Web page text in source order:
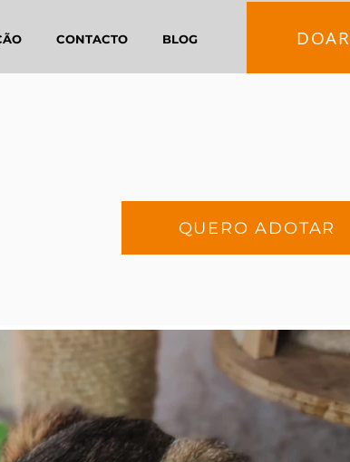
CONTACTO BLOG DOAR
QUERO ADOTAR